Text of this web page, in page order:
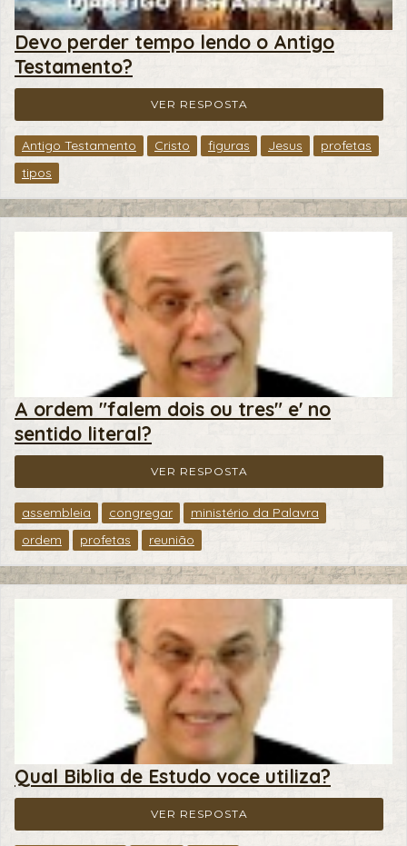
Devo perder tempo lendo o Antigo
Testamento?
VER RESPOSTA
Antigo Testamento Cristo figuras Jesus
profetas
tipos
A ordem "falem dois ou tres" e' no
sentido literal?
VER RESPOSTA
assembleia congregar
ministério da Palavra
ordem
profetas reunião
Qual Biblia de Estudo voce utiliza?
VER RESPOSTA